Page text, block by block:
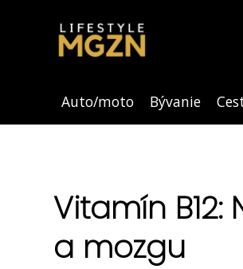
Auto/moto Bývanie
Vitamín
a mozgu